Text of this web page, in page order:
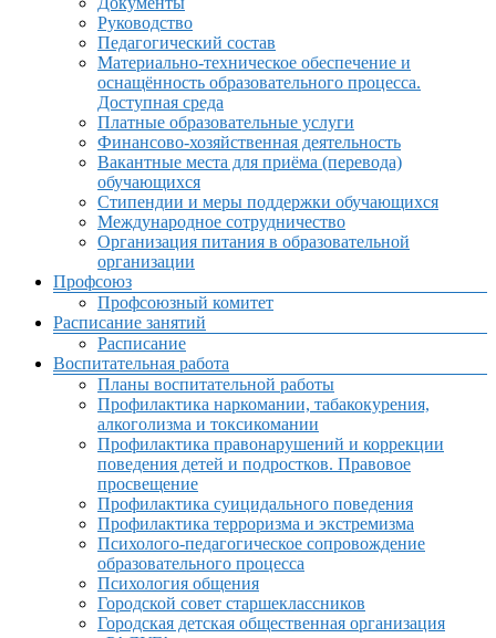
Руководство
Педагогический состав
Материально-техническое обеспечение и
оснащённость образовательного процесса.
Доступная среда
Платные образовательные услуги
Финансово-хозяйственная деятельность
Вакантные места для приёма (перевода)
обучающихся
Стипендии и меры поддержки обучающихся
Международное сотрудничество
Организация питания в образовательной
организации
Профсоюз
Профсоюзный комитет
Расписание занятий
Расписание
Воспитательная работа
Планы воспитательной работы
Профилактика наркомании, табакокурения,
алкоголизма и токсикомании
Профилактика правонарушений и коррекции
поведения детей и подростков. Правовое
просвещение
Профилактика суицидального поведения
Профилактика терроризма и экстремизма
Психолого-педагогическое сопровождение
образовательного процесса
Психология общения
Городской совет старшеклассников
Городская детская общественная организация